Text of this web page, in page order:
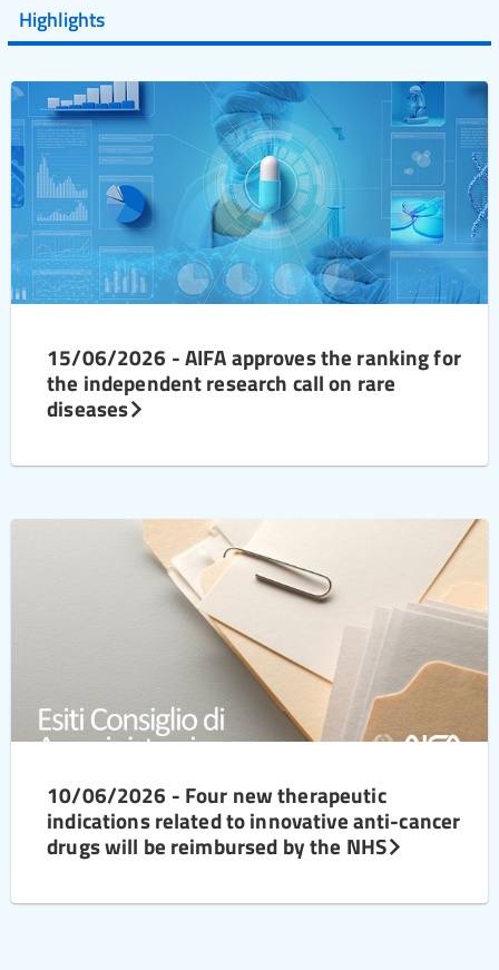
Highlights
15/06/2026 - AIFA approves the ranking for
the independent research call on rare
diseases
10/06/2026 - Four new therapeutic
indications related to innovative anti-cancer
drugs will be reimbursed by the NHS